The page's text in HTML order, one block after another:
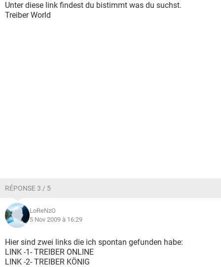
Unter diese link findest du bistimmt was du suchst.
Treiber World
RÉPONSE 3 / 5
LoReNzO
5 Nov 2009 à 16:29
Hier sind zwei links die ich spontan gefunden habe:
LINK -1- TREIBER ONLINE
LINK -2- TREIBER KÖNIG